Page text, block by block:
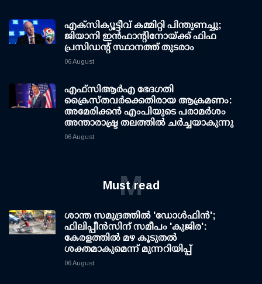
എക്സിക്യൂട്ടീവ് കമ്മിറ്റി പിന്തുണച്ചു;
ജിയാനി ഇന്‍ഫാന്റിനോയ്ക്ക് ഫിഫ
പ്രസിഡന്റ് സ്ഥാനത്ത് തുടരാം
06 August
എഫ്‌സി‌ആര്‍‌എ ഭേദഗതി
ക്രൈസ്തവർക്കെതിരായ ആക്രമണം:
അമേരിക്കൻ എംപിയുടെ പരാമർശം
അന്താരാഷ്ട്ര തലത്തിൽ ചർച്ചയാകുന്നു
06 August
Must read
M
ശാന്ത സമുദ്രത്തില്‍ 'ഡോള്‍ഫിന്‍';
ഫിലിപ്പീന്‍സിന് സമീപം 'കുജിര':
കേരളത്തില്‍ മഴ കൂടുതല്‍
ശക്തമാകുമെന്ന് മുന്നറിയിപ്പ്
06 August